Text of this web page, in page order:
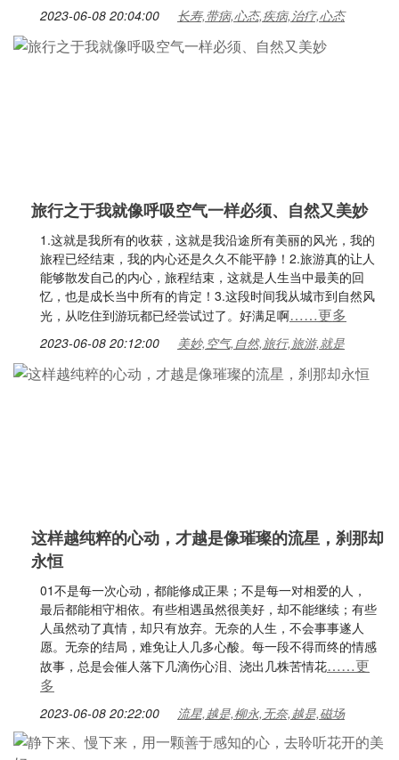
2023-06-08 20:04:00 长寿,带病,心态,疾病,治疗,心态
旅行之于我就像呼吸空气一样必须、自然又美妙
1.这就是我所有的收获，这就是我沿途所有美丽的风光，我的
旅程已经结束，我的内心还是久久不能平静！2.旅游真的让人
能够散发自己的内心，旅程结束，这就是人生当中最美的回
忆，也是成长当中所有的肯定！3.这段时间我从城市到自然风
光，从吃住到游玩都已经尝试过了。好满足啊……更多
2023-06-08 20:12:00 美妙,空气,自然,旅行,旅游,就是
这样越纯粹的心动，才越是像璀璨的流星，刹那却
永恒
01不是每一次心动，都能修成正果；不是每一对相爱的人，
最后都能相守相依。有些相遇虽然很美好，却不能继续；有些
人虽然动了真情，却只有放弃。无奈的人生，不会事事遂人
愿。无奈的结局，难免让人几多心酸。每一段不得而终的情感
故事，总是会催人落下几滴伤心泪、浇出几株苦情花……更
多
2023-06-08 20:22:00 流星,越是,柳永,无奈,越是,磁场